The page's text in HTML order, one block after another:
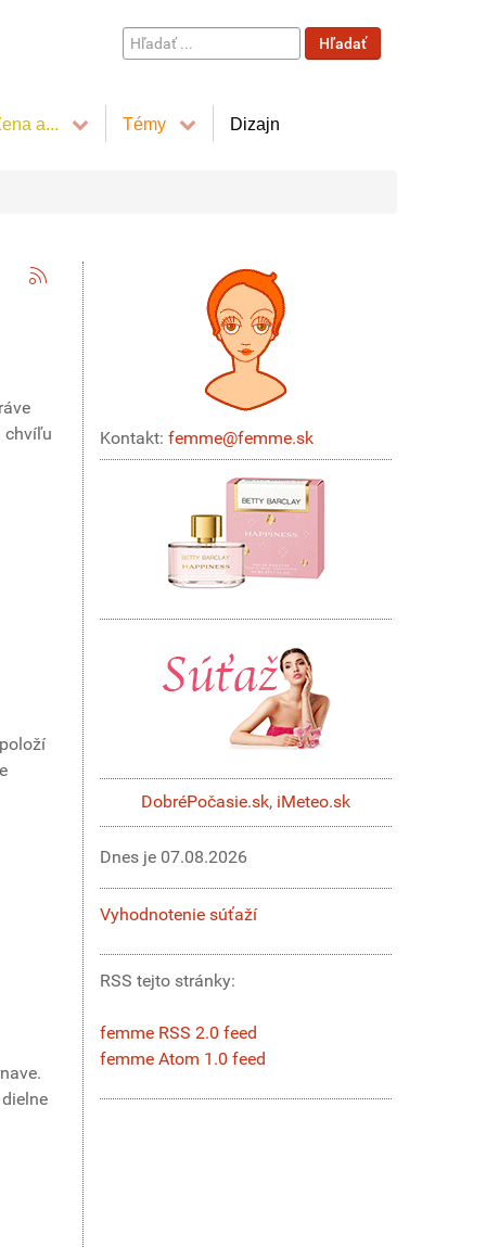
Hľadať
...
Hľadať
a... Témy Dizajn
chvíľu
Kontakt: femme@femme.sk
DobréPočasie.sk, iMeteo.sk
Dnes je 07.08.2026
Vyhodnotenie súťaží
RSS tejto stránky:
femme RSS 2.0 feed
femme Atom 1.0 feed